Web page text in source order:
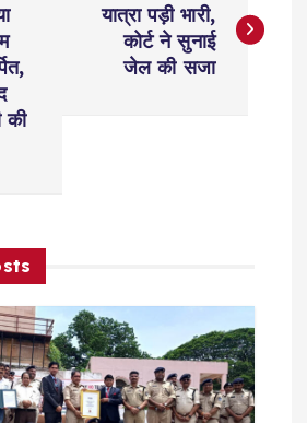
की
यात्रा पड़ी भारी,
कोर्ट ने सुनाई
जेल की सजा